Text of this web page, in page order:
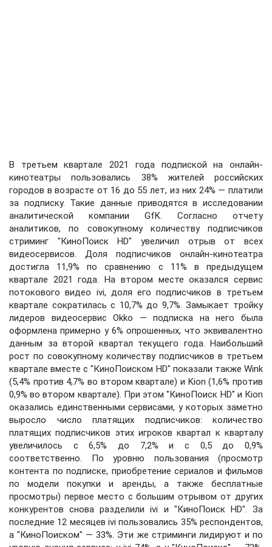
В третьем квартале 2021 года подпиской на онлайн-
кинотеатры пользовались 38% жителей российских
городов в возрасте от 16 до 55 лет, из них 24% — платили
за подписку. Такие данные приводятся в исследовании
аналитической компании GfK. Согласно отчету
аналитиков, по совокупному количеству подписчиков
стриминг "КиноПоиск HD" увеличил отрыв от всех
видеосервисов. Доля подписчиков онлайн-кинотеатра
достигла 11,9% по сравнению с 11% в предыдущем
квартале 2021 года. На втором месте оказался сервис
потокового видео ivi, доля его подписчиков в третьем
квартале сократилась с 10,7% до 9,7%. Замыкает тройку
лидеров видеосервис Okko — подписка на него была
оформлена примерно у 6% опрошенных, что эквивалентно
данным за второй квартал текущего года. Наибольший
рост по совокупному количеству подписчиков в третьем
квартале вместе с "КиноПоиском HD" показали также Wink
(5,4% против 4,7% во втором квартале) и Kion (1,6% против
0,9% во втором квартале). При этом "КиноПоиск HD" и Кion
оказались единственными сервисами, у которых заметно
выросло число платящих подписчиков: количество
платящих подписчиков этих игроков квартал к кварталу
увеличилось с 6,5% до 7,2% и с 0,5 до 0,9%
соответственно. По уровню пользования (просмотр
контента по подписке, приобретение сериалов и фильмов
по модели покупки и аренды, а также бесплатные
просмотры) первое место с большим отрывом от других
конкурентов снова разделили ivi и "КиноПоиск HD". За
последние 12 месяцев ivi пользовались 35% респондентов,
а "КиноПоиском" — 33%. Эти же стриминги лидируют и по